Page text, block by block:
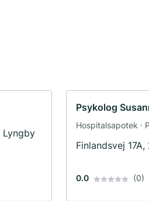
Lyngby
Psykolog
Hospitalsapotek ·
Finlandsvej
0.0 (0)